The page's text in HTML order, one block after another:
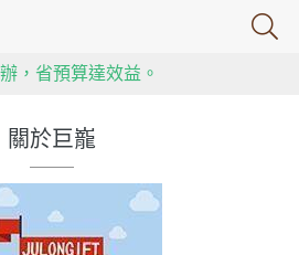
快跟上腳步，推動環保，減塑!!!!!
品，精美實用又高雅，包裝、加
，省預算達效益。
精緻禮品等你挑！
快跟上腳步，推動環保，減塑!!!!!
品，精美實用又高雅，包裝、加
，省預算達效益。
關於巨巃